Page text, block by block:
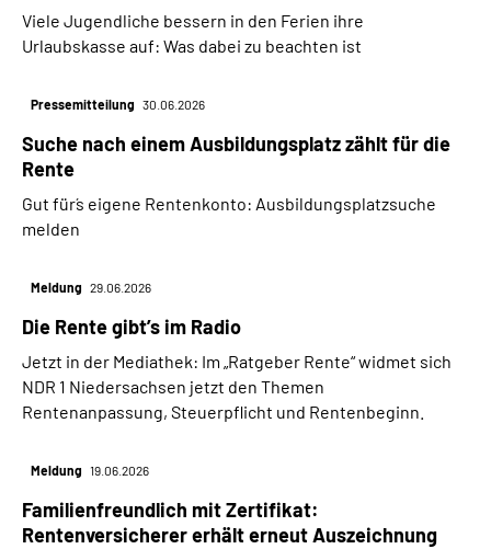
Viele Jugendliche bessern in den Ferien ihre
Urlaubskasse auf: Was dabei zu beachten ist
Pressemitteilung 30.06.2026
Suche nach einem Ausbildungsplatz zählt für die
Rente
Gut für´s eigene Rentenkonto: Ausbildungsplatzsuche
melden
Meldung 29.06.2026
Die Rente gibt’s im Radio
Jetzt in der Mediathek: Im „Ratgeber Rente“ widmet sich
NDR 1 Niedersachsen jetzt den Themen
Rentenanpassung, Steuerpflicht und Rentenbeginn.
Meldung 19.06.2026
Familienfreundlich mit Zertifikat:
Rentenversicherer erhält erneut Auszeichnung